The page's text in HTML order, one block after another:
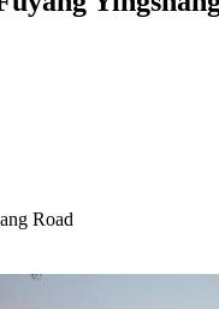
Road